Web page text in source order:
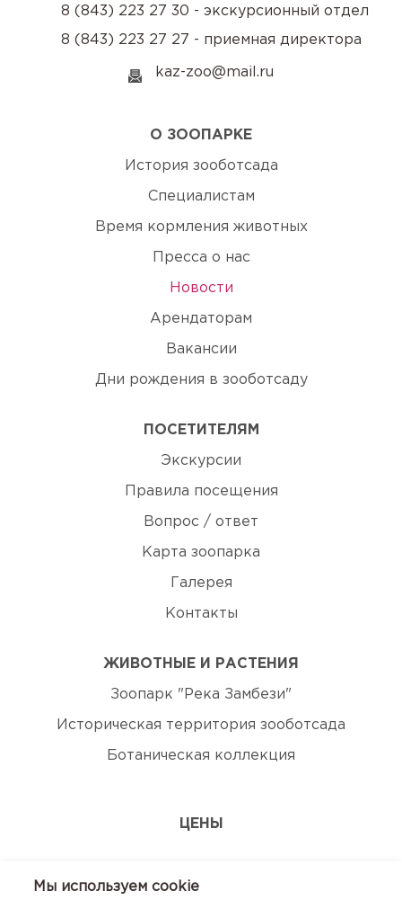
О ЗООПАРКЕ
История зооботсада
Специалистам
Время кормления животных
Пресса о нас
Новости
Арендаторам
Вакансии
Дни рождения в зооботсаду
ПОСЕТИТЕЛЯМ
Экскурсии
Правила посещения
Вопрос / ответ
Карта зоопарка
Галерея
Контакты
ЖИВОТНЫЕ И РАСТЕНИЯ
Зоопарк "Река Замбези"
Историческая территория зооботсада
Ботаническая коллекция
ЦЕНЫ
8 (843) 223 27 30 - экскурсионный отдел
8 (843) 223 27 27 - приемная директора
kaz-zoo@mail.ru
Мы используем сookie